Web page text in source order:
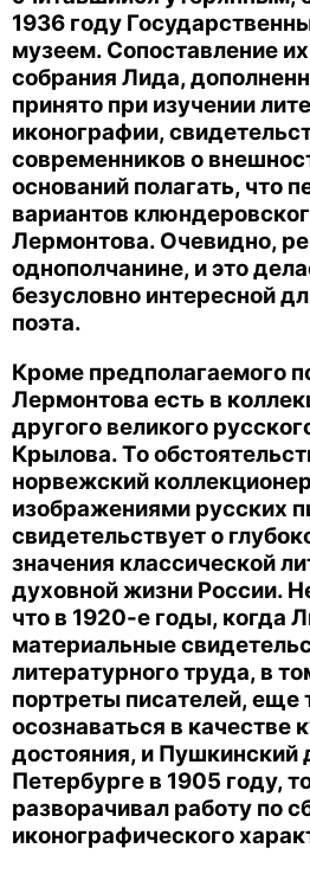
1936 году
музеем. Сопоставление
собрания Лида,
принято при изучении
иконографии,
современников о
оснований полагать, что
вариантов
Лермонтова. Очевидно,
однополчанине, и это
безусловно интересной
поэта.
Кроме предполагаемого
Лермонтова есть в
другого великого
Крылова. То
норвежский
изображениями русских
свидетельствует о
значения классической
духовной жизни России.
что в 1920-е годы, когда
материальные
литературного труда, в
портреты писателей, еще
осознаваться в качестве
достояния, и Пушкинский
Петербурге в 1905 году,
разворачивал работу по
иконографического